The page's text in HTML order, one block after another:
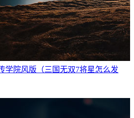
学院风版（三国无双7将星怎么发